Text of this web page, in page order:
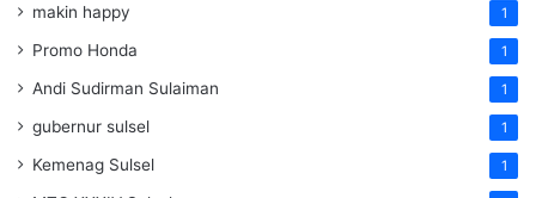
makin happy 1
Promo Honda 1
Andi Sudirman Sulaiman 1
gubernur sulsel 1
Kemenag Sulsel 1